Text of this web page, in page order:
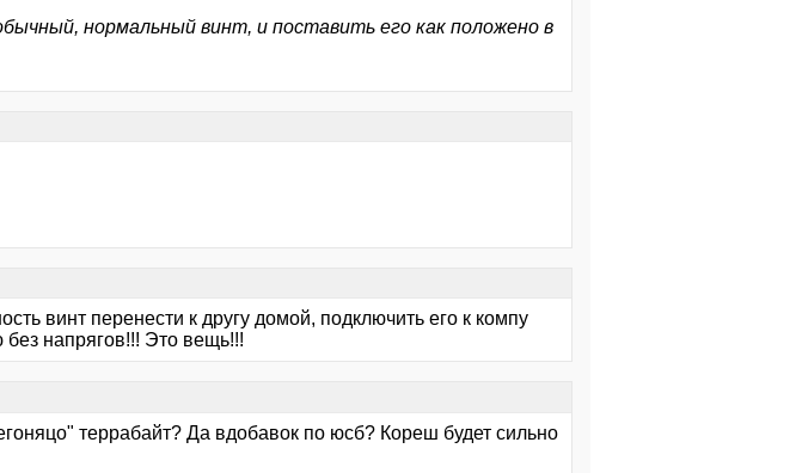
нормальный винт, и поставить его как положено в
винт перенести к другу домой, подключить его к компу
напрягов!!! Это вещь!!!
террабайт? Да вдобавок по юсб? Кореш будет сильно